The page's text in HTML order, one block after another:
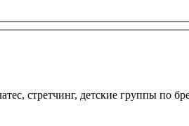
стретчинг, детские группы по